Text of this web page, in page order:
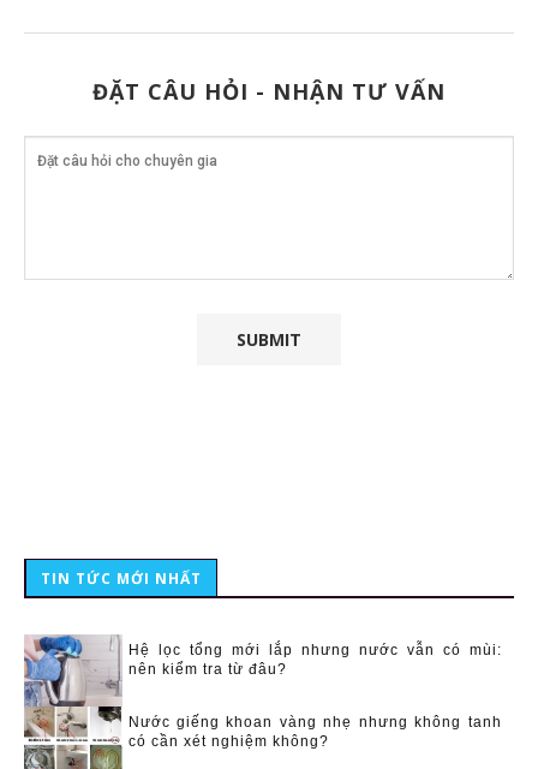
ĐẶT CÂU HỎI - NHẬN TƯ VẤN
TIN TỨC MỚI NHẤT
Hệ lọc tổng mới lắp nhưng nước vẫn có mùi:
nên kiểm tra từ đâu?
Nước giếng khoan vàng nhẹ nhưng không tanh
có cần xét nghiệm không?